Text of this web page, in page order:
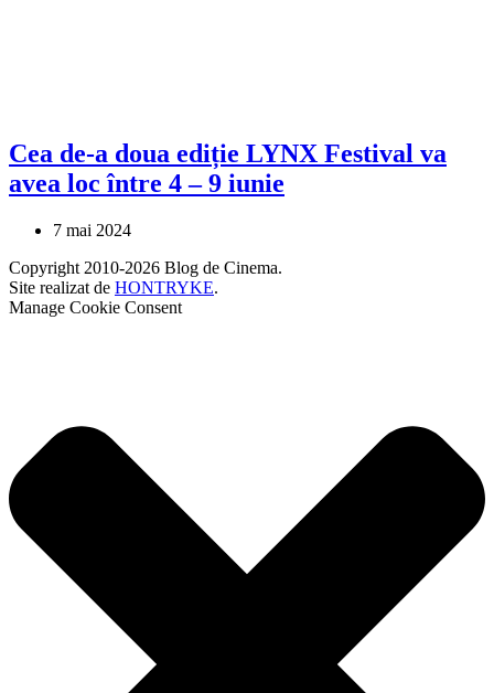
Cea de-a doua ediție LYNX Festival va
avea loc între 4 – 9 iunie
7 mai 2024
Copyright 2010-2026 Blog de Cinema.
Site realizat de HONTRYKE.
Manage Cookie Consent